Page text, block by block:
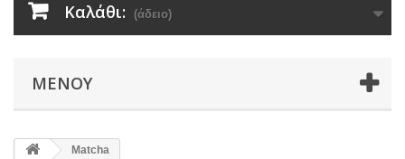
Καλάθι: (άδειο)
ΜΕΝΟΎ
Matcha